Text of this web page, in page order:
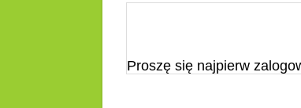
Proszę się najpierw